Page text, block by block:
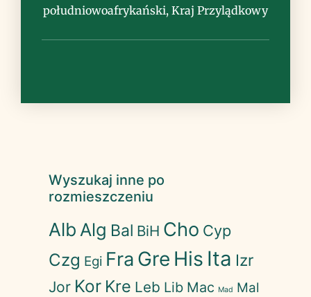
południowoafrykański, Kraj Przylądkowy
Wyszukaj inne po
rozmieszczeniu
Alb Alg Bal BiH Cho Cyp
Czg Egi Fra Gre His Ita Izr
Jor Kor Kre Leb Lib Mac Mad Mal